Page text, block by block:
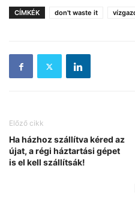
CÍMKÉK don't waste it
Előző cikk
Ha házhoz szállítva kéred az
újat, a régi háztartási gépet
is el kell szállítsák!